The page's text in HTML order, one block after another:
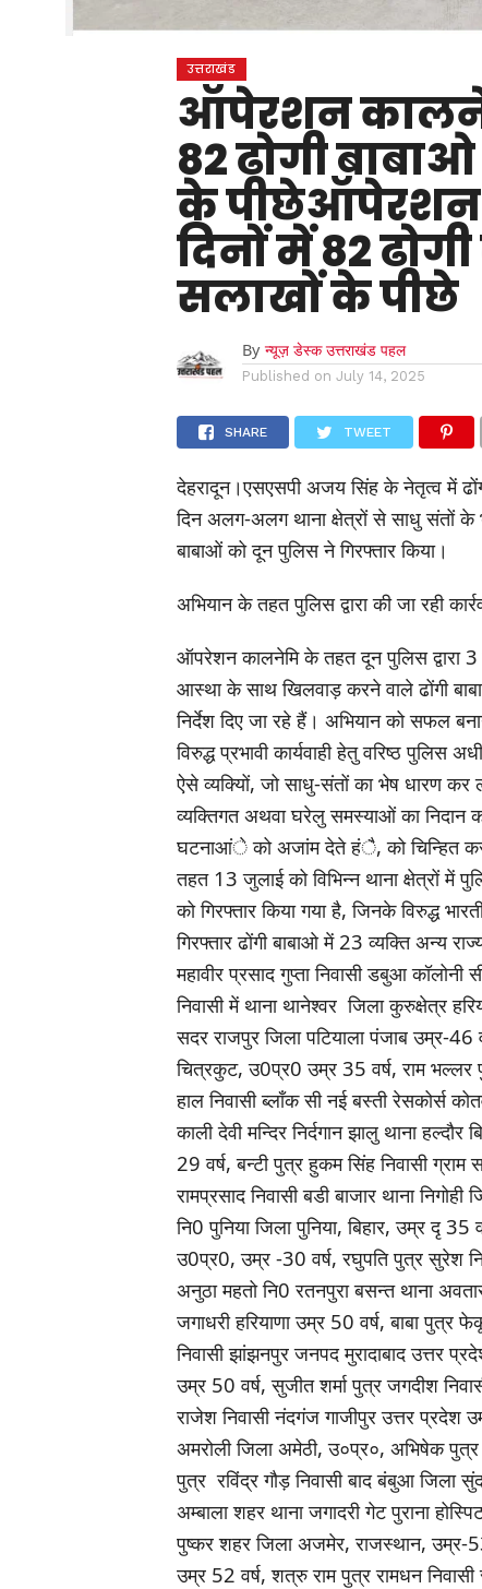
उत्तराखंड
ऑपेरशन
82 ढोगी
के पीछेऑपेरशन
दिनों में 82
सलाखों के पीछे
By न्यूज़ डेस्क उत्तराखंड पहल
Published on July 14, 2025
SHARE TWEET
देहरादून।एसएसपी अजय सिंह के नेतृत्व में
दिन अलग-अलग थाना क्षेत्रों से साधु संतों
बाबाओं को दून पुलिस ने गिरफ्तार किया।
अभियान के तहत पुलिस द्वारा की जा रही
ऑपरेशन कालनेमि के तहत दून पुलिस द्वारा 3
आस्था के साथ खिलवाड़ करने वाले ढोंगी
निर्देश दिए जा रहे हैं। अभियान को सफल
विरुद्ध प्रभावी कार्यवाही हेतु वरिष्ठ पुलिस
ऐसे व्यक्यिों, जो साधु-संतों का भेष धारण
व्यक्तिगत अथवा घरेलु समस्याओं का
घटनाआंे को अजांम देते हंै, को चिन्हित करते
तहत 13 जुलाई को विभिन्न थाना क्षेत्रों में
को गिरफ्तार किया गया है, जिनके विरुद्ध
गिरफ्तार ढोंगी बाबाओ में 23 व्यक्ति अन्य
महावीर प्रसाद गुप्ता निवासी डबुआ कॉलोनी
निवासी में थाना थानेश्वर जिला कुरुक्षेत्र
सदर राजपुर जिला पटियाला पंजाब उम्र-46
चित्रकुट, उ0प्र0 उम्र 35 वर्ष, राम भल्लर
हाल निवासी ब्लाँक सी नई बस्ती रेसकोर्स
काली देवी मन्दिर निर्दगान झालु थाना
29 वर्ष, बन्टी पुत्र हुकम सिंह निवासी
रामप्रसाद निवासी बडी बाजार थाना
नि0 पुनिया जिला पुनिया, बिहार, उम्र दृ 35
उ0प्र0, उम्र -30 वर्ष, रघुपति पुत्र सुरेश
अनुठा महतो नि0 रतनपुरा बसन्त थाना
जगाधरी हरियाणा उम्र 50 वर्ष, बाबा पुत्र
निवासी झांझनपुर जनपद मुरादाबाद उत्तर
उम्र 50 वर्ष, सुजीत शर्मा पुत्र जगदीश
राजेश निवासी नंदगंज गाजीपुर उत्तर प्रदेश
अमरोली जिला अमेठी, उ०प्र०, अभिषेक पुत्र
पुत्र रविंद्र गौड़ निवासी बाद बंबुआ जिला
अम्बाला शहर थाना जगादरी गेट पुराना
पुष्कर शहर जिला अजमेर, राजस्थान, उम्र-53
उम्र 52 वर्ष, शत्रु राम पुत्र रामधन